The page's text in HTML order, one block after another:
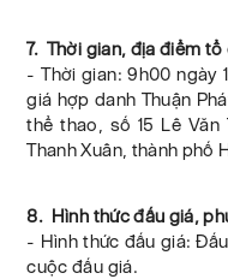
7. Thời gian, địa điểm
- Thời gian: 9h00 ngày
giá hợp danh Thuận
thể thao, số 15 Lê Văn
Thanh Xuân, thành phố
8. Hình thức đấu giá,
- Hình thức đấu giá:
cuộc đấu giá.